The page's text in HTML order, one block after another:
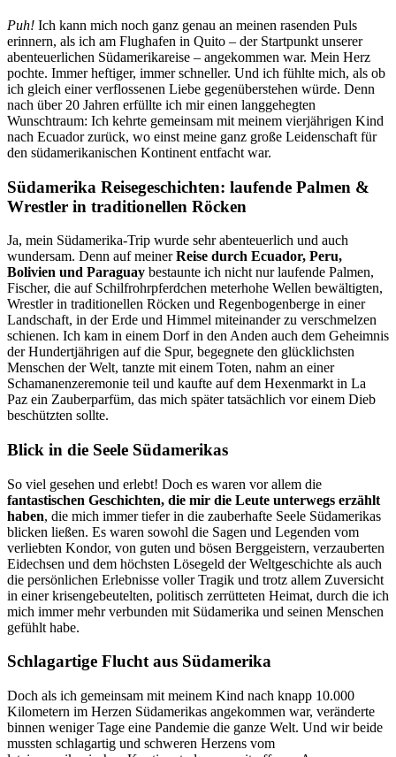
Puh! Ich kann mich noch ganz genau an meinen rasenden Puls
erinnern, als ich am Flughafen in Quito – der Startpunkt unserer
abenteuerlichen Südamerikareise – angekommen war. Mein Herz
pochte. Immer heftiger, immer schneller. Und ich fühlte mich, als ob
ich gleich einer verflossenen Liebe gegenüberstehen würde. Denn
nach über 20 Jahren erfüllte ich mir einen langgehegten
Wunschtraum: Ich kehrte gemeinsam mit meinem vierjährigen Kind
nach Ecuador zurück, wo einst meine ganz große Leidenschaft für
den südamerikanischen Kontinent entfacht war.
Südamerika Reisegeschichten: laufende Palmen &
Wrestler in traditionellen Röcken
Ja, mein Südamerika-Trip wurde sehr abenteuerlich und auch
wundersam. Denn auf meinerReise durch Ecuador, Peru,
Bolivien und Paraguay bestaunte ich nicht nur laufende Palmen,
Fischer, die auf Schilfrohrpferdchen meterhohe Wellen bewältigten,
Wrestler in traditionellen Röcken und Regenbogenberge in einer
Landschaft, in der Erde und Himmel miteinander zu verschmelzen
schienen. Ich kam in einem Dorf in den Anden auch dem Geheimnis
der Hundertjährigen auf die Spur, begegnete den glücklichsten
Menschen der Welt, tanzte mit einem Toten, nahm an einer
Schamanenzeremonie teil und kaufte auf dem Hexenmarkt in La
Paz ein Zauberparfüm, das mich später tatsächlich vor einem Dieb
beschützten sollte.
Blick in die Seele Südamerikas
So viel gesehen und erlebt! Doch es waren vor allem die
fantastischen Geschichten, die mir die Leute unterwegs erzählt
haben, die mich immer tiefer in die zauberhafte Seele Südamerikas
blicken ließen. Es waren sowohl die Sagen und Legenden vom
verliebten Kondor, von guten und bösen Berggeistern, verzauberten
Eidechsen und dem höchsten Lösegeld der Weltgeschichte als auch
die persönlichen Erlebnisse voller Tragik und trotz allem Zuversicht
in einer krisengebeutelten, politisch zerrütteten Heimat, durch die ich
mich immer mehr verbunden mit Südamerika und seinen Menschen
gefühlt habe.
Schlagartige Flucht aus Südamerika
Doch als ich gemeinsam mit meinem Kind nach knapp 10.000
Kilometern im Herzen Südamerikas angekommen war, veränderte
binnen weniger Tage eine Pandemie die ganze Welt. Und wir beide
mussten schlagartig und schweren Herzens vom